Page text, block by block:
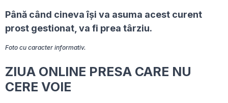
Până când cineva își va asuma acest curent
prost gestionat, va fi prea târziu.
Foto cu caracter informativ.
ZIUA ONLINE PRESA CARE NU
CERE VOIE